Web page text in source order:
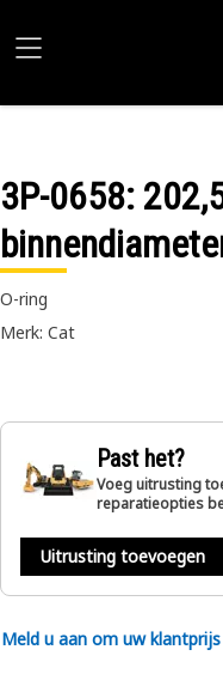
3P-0658:
O-ring
Merk: Cat
Past het?
Voeg uitrusting
reparatieopties
Uitrusting toevoegen
Meld u aan om uw